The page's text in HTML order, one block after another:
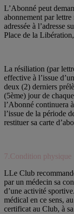
L’Abonné peut
abonnement par lettre
adressée à l’adresse
Place de la
La résiliation (par
effective à l’issue
deux (2) derniers
(5ème) jour de
l’Abonné continuera
l’issue de la période
restituer sa carte
7.Condition physique
LLe Club
par un médecin sa
d’une activité
médical en ce sens,
certificat au Club, à